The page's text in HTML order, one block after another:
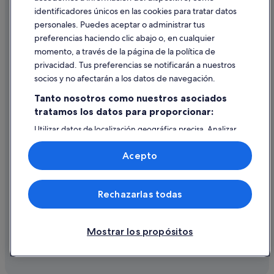
Ayuda
Cancelar un vuelo
Cancelar una reserva de hotel o de un alquiler vacacional
Utilizar un cupón de Expedia
Documentos para viajes internacionales
© 2026 Expedia, Inc., una empresa de Expedia Group. Todos los
derechos reservados. Expedia y el logotipo de Expedia son marcas
comerciales o marcas comerciales registradas de Expedia, Inc.
identificadores únicos en las cookies para tratar datos
personales. Puedes aceptar o administrar tus
preferencias haciendo clic abajo o, en cualquier
momento, a través de la página de la política de
privacidad. Tus preferencias se notificarán a nuestros
socios y no afectarán a los datos de navegación.
Tanto nosotros como nuestros asociados
tratamos los datos para proporcionar:
Utilizar datos de localización geográfica precisa. Analizar
activamente las características del dispositivo para su
identificación. Almacenar la información en un dispositivo
y/o acceder a ella. Publicidad y contenido personalizados,
medición de publicidad y contenido, investigación de
audiencia y desarrollo de servicios.
Lista de asociados (proveedores)
Mostrar los propósitos
Rechazarlas todas
Acepto